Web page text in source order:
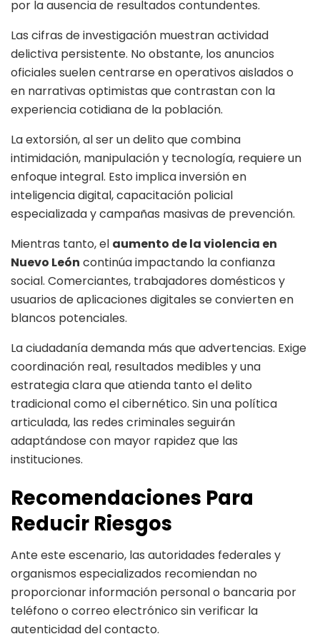
por la ausencia de resultados contundentes.
Las cifras de investigación muestran actividad
delictiva persistente. No obstante, los anuncios
oficiales suelen centrarse en operativos aislados o
en narrativas optimistas que contrastan con la
experiencia cotidiana de la población.
La extorsión, al ser un delito que combina
intimidación, manipulación y tecnología, requiere un
enfoque integral. Esto implica inversión en
inteligencia digital, capacitación policial
especializada y campañas masivas de prevención.
Mientras tanto, el aumento de la violencia en
Nuevo León continúa impactando la confianza
social. Comerciantes, trabajadores domésticos y
usuarios de aplicaciones digitales se convierten en
blancos potenciales.
La ciudadanía demanda más que advertencias. Exige
coordinación real, resultados medibles y una
estrategia clara que atienda tanto el delito
tradicional como el cibernético. Sin una política
articulada, las redes criminales seguirán
adaptándose con mayor rapidez que las
instituciones.
Recomendaciones Para
Reducir Riesgos
Ante este escenario, las autoridades federales y
organismos especializados recomiendan no
proporcionar información personal o bancaria por
teléfono o correo electrónico sin verificar la
autenticidad del contacto.